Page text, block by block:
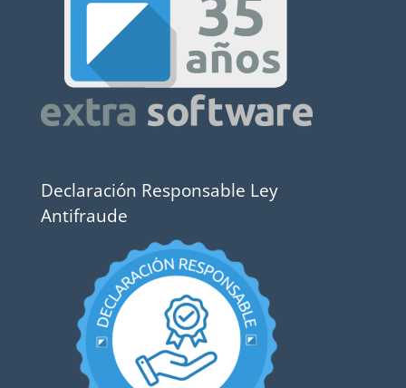
Declaración Responsable Ley
Antifraude